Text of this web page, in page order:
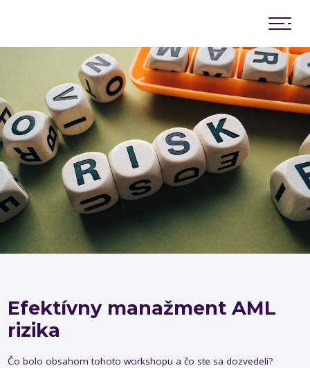
Novinky
Predstavenstvo
Členská schôdza
Poradný výbor
Memorandá o spolupráci
Efektívny manažment AML
rizika
Čo bolo obsahom tohoto workshopu a čo ste sa dozvedeli?